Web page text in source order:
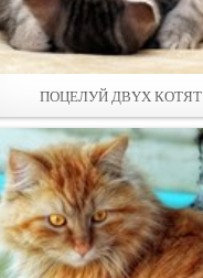
ПОЦЕЛУЙ ДВYХ КОТЯТ